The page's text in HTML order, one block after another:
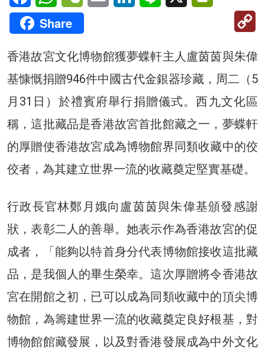
Share
香港故宮文化博物館獲夢蝶軒主人盧茵茵與朱偉
基慷慨捐贈946件中國古代金銀器珍藏，周二（5
月31日）於禮賓府舉行捐贈儀式。西九文化區
稱，這批藏品是香港故宮首批館藏之一，夢蝶軒
的厚贈使香港故宮成為博物館界同類收藏中的佼
佼者，為其建立世界一流的收藏奠定堅實基礎。
行政長官林鄭月娥向盧茵茵與朱偉基頒發感謝
狀，表彰二人的善舉。她表示作為香港故宮的促
成者，「能夠以特首身分代表博物館接收這批藏
品，是我個人的畢生榮幸。這次厚贈將令香港故
宮在開館之初，已可以成為同類收藏中的頂尖博
物館，為籌建世界一流的收藏奠定良好根基，對
博物館館藏發展，以及對香港發展成為中外文化